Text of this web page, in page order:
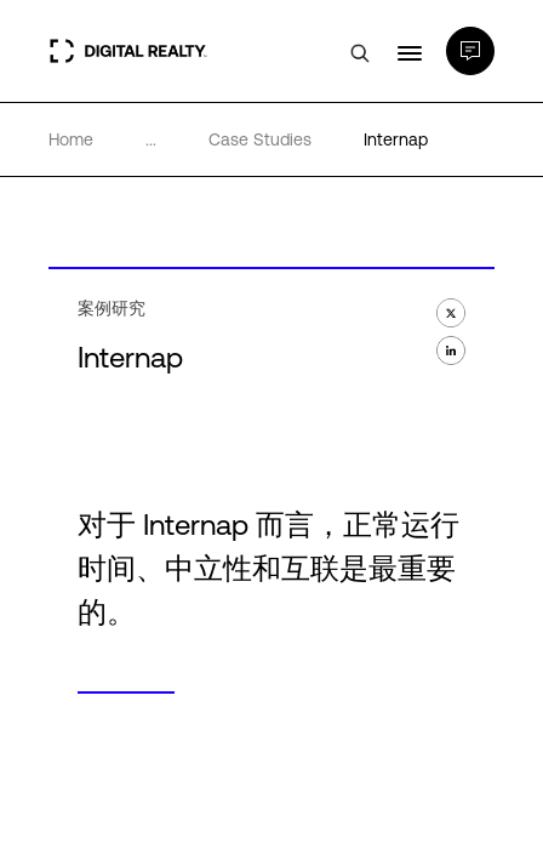
数据中心
合作伙伴
Language
Home ... Case Studies Internap
案例研究
Internap
对于 Internap 而言，正常运行
时间、中立性和互联是最重要
的。